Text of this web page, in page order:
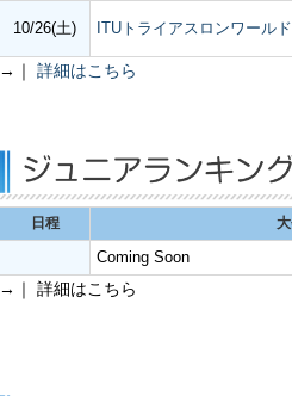
10/26(土) ITUトライアスロンワール
→｜ 詳細はこちら
日程
Coming Soon
→｜ 詳細はこちら